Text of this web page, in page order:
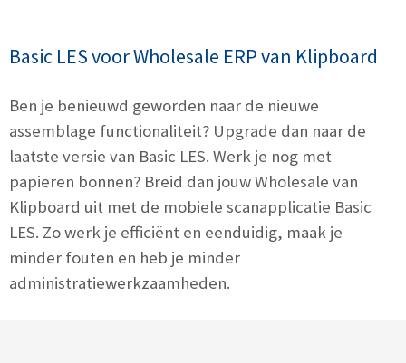
Basic LES voor Wholesale ERP van Klipboard
Ben je benieuwd geworden naar de nieuwe
assemblage functionaliteit? Upgrade dan naar de
laatste versie van Basic LES. Werk je nog met
papieren bonnen? Breid dan jouwWholesale van
Klipboard uit met de mobiele scanapplicatie Basic
LES. Zo werk je efficiënt en eenduidig, maak je
minder fouten en heb je minder
administratiewerkzaamheden.